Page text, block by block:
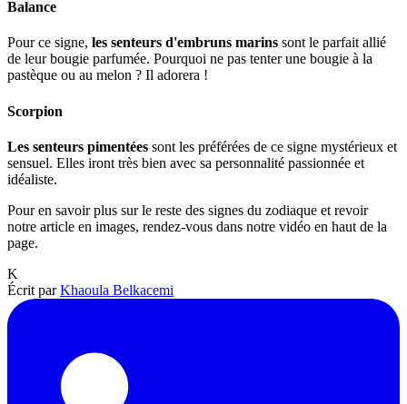
Balance
Pour ce signe, les senteurs d'embruns marins sont le parfait allié
de leur bougie parfumée. Pourquoi ne pas tenter une bougie à la
pastèque ou au melon ? Il adorera !
Scorpion
Les senteurs pimentées sont les préférées de ce signe mystérieux et
sensuel. Elles iront très bien avec sa personnalité passionnée et
idéaliste.
Pour en savoir plus sur le reste des signes du zodiaque et revoir
notre article en images, rendez-vous dans notre vidéo en haut de la
page.
K
Écrit parKhaoula Belkacemi